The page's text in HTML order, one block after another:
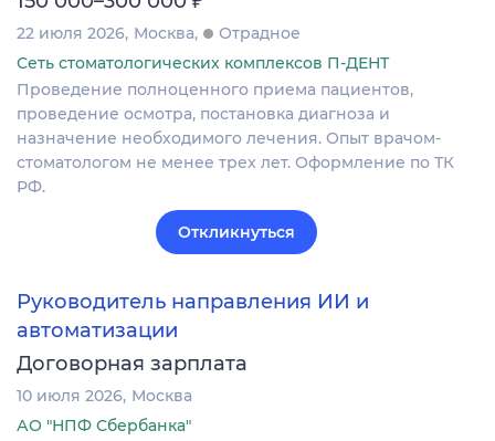
22 июля 2026 Москва
Отрадное
Сеть стоматологических комплексов П-ДЕНТ
Проведение полноценного приема пациентов,
проведение осмотра, постановка диагноза и
назначение необходимого лечения. Опыт врачом-
стоматологом не менее трех лет. Оформление по ТК
РФ.
Откликнуться
Руководитель направления ИИ и
автоматизации
Договорная зарплата
10 июля 2026 Москва
АО "НПФ Сбербанка"